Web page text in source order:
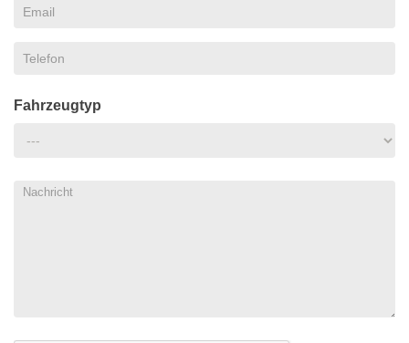
Fahrzeugtyp